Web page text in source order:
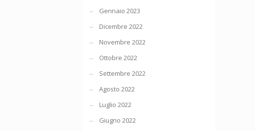
Gennaio 2023
Dicembre 2022
Novembre 2022
Ottobre 2022
Settembre 2022
Agosto 2022
Luglio 2022
Giugno 2022